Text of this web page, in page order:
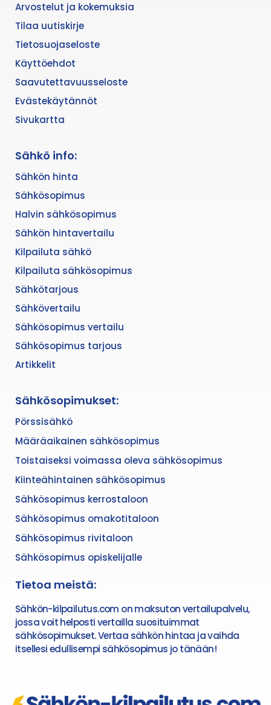
Arvostelut ja kokemuksia
Tilaa uutiskirje
Tietosuojaseloste
Käyttöehdot
Saavutettavuusseloste
Evästekäytännöt
Sivukartta
Sähkö info:
Sähkön hinta
Sähkösopimus
Halvin sähkösopimus
Sähkön hintavertailu
Kilpailuta sähkö
Kilpailuta sähkösopimus
Sähkötarjous
Sähkövertailu
Sähkösopimus vertailu
Sähkösopimus tarjous
Artikkelit
Sähkösopimukset:
Pörssisähkö
Määräaikainen sähkösopimus
Toistaiseksi voimassa oleva sähkösopimus
Kiinteähintainen sähkösopimus
Sähkösopimus kerrostaloon
Sähkösopimus omakotitaloon
Sähkösopimus rivitaloon
Sähkösopimus opiskelijalle
Tietoa meistä:
Sähkön-kilpailutus.com on maksuton vertailupalvelu,
jossa voit helposti vertailla suosituimmat
sähkösopimukset. Vertaa sähkön hintaa ja vaihda
itsellesi edullisempi sähkösopimus jo tänään!